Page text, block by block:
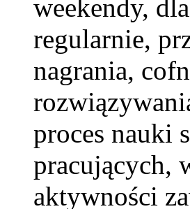
weekendy,
regularnie,
nagrania,
proces nauki
pracujących,
aktywności